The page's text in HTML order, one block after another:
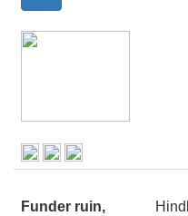
Funder ruin,